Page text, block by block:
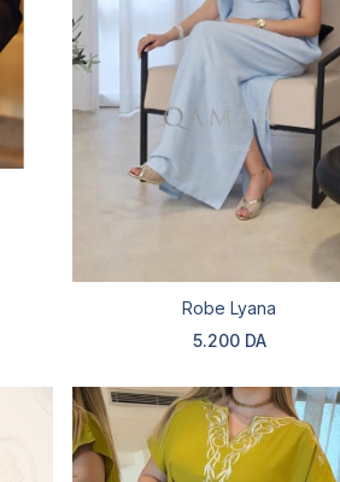
Robe Lyana
5.200 DA